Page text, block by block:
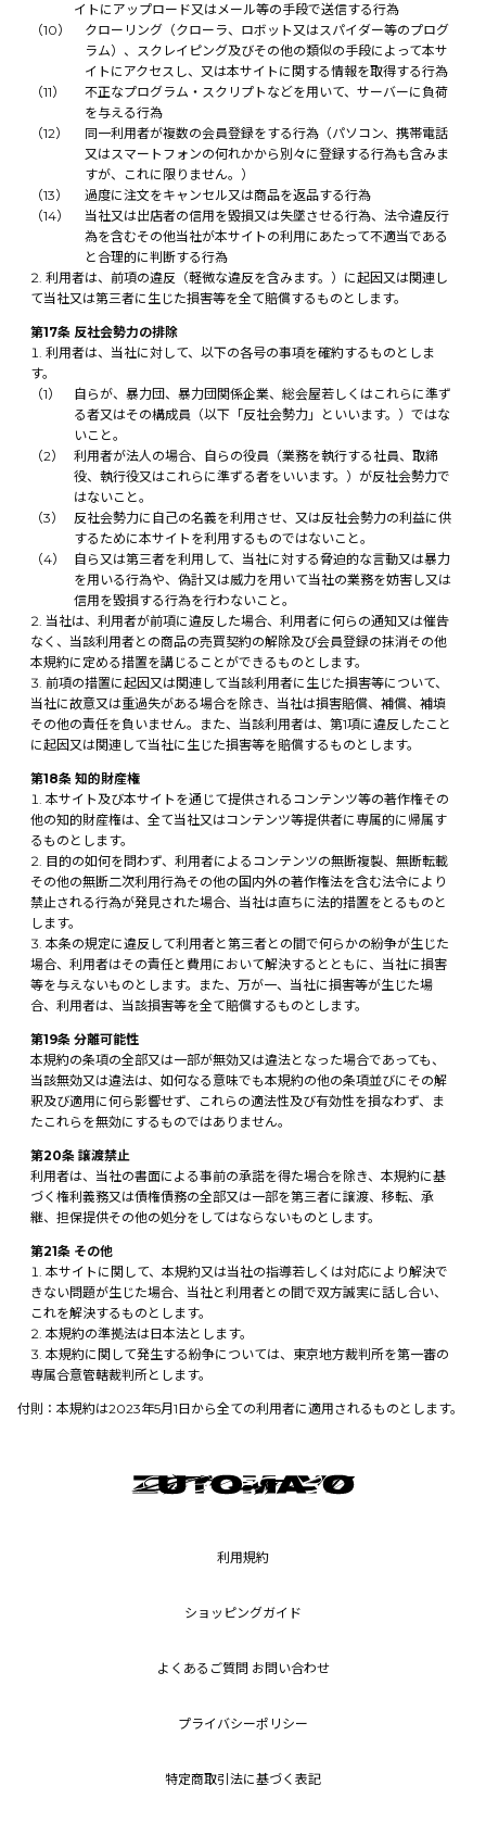
イトにアップロード又はメール等の手段で送信する行為
クローリング（クローラ、ロボット又はスパイダー等のプログ
ラム）、スクレイピング及びその他の類似の手段によって本サ
イトにアクセスし、又は本サイトに関する情報を取得する行為
不正なプログラム・スクリプトなどを用いて、サーバーに負荷
を与える行為
同一利用者が複数の会員登録をする行為（パソコン、携帯電話
又はスマートフォンの何れかから別々に登録する行為も含みま
すが、これに限りません。）
過度に注文をキャンセル又は商品を返品する行為
当社又は出店者の信用を毀損又は失墜させる行為、法令違反行
為を含むその他当社が本サイトの利用にあたって不適当である
と合理的に判断する行為
利用者は、前項の違反（軽微な違反を含みます。）に起因又は関連し
て当社又は第三者に生じた損害等を全て賠償するものとします。
第17条 反社会勢力の排除
利用者は、当社に対して、以下の各号の事項を確約するものとしま
す。
自らが、暴力団、暴力団関係企業、総会屋若しくはこれらに準ず
る者又はその構成員（以下「反社会勢力」といいます。）ではな
いこと。
利用者が法人の場合、自らの役員（業務を執行する社員、取締
役、執行役又はこれらに準ずる者をいいます。）が反社会勢力で
はないこと。
反社会勢力に自己の名義を利用させ、又は反社会勢力の利益に供
するために本サイトを利用するものではないこと。
自ら又は第三者を利用して、当社に対する脅迫的な言動又は暴力
を用いる行為や、偽計又は威力を用いて当社の業務を妨害し又は
信用を毀損する行為を行わないこと。
当社は、利用者が前項に違反した場合、利用者に何らの通知又は催告
なく、当該利用者との商品の売買契約の解除及び会員登録の抹消その他
本規約に定める措置を講じることができるものとします。
前項の措置に起因又は関連して当該利用者に生じた損害等について、
当社に故意又は重過失がある場合を除き、当社は損害賠償、補償、補填
その他の責任を負いません。また、当該利用者は、第1項に違反したこと
に起因又は関連して当社に生じた損害等を賠償するものとします。
第18条 知的財産権
本サイト及び本サイトを通じて提供されるコンテンツ等の著作権その
他の知的財産権は、全て当社又はコンテンツ等提供者に専属的に帰属す
るものとします。
目的の如何を問わず、利用者によるコンテンツの無断複製、無断転載
その他の無断二次利用行為その他の国内外の著作権法を含む法令により
禁止される行為が発見された場合、当社は直ちに法的措置をとるものと
します。
本条の規定に違反して利用者と第三者との間で何らかの紛争が生じた
場合、利用者はその責任と費用において解決するとともに、当社に損害
等を与えないものとします。また、万が一、当社に損害等が生じた場
合、利用者は、当該損害等を全て賠償するものとします。
第19条 分離可能性
本規約の条項の全部又は一部が無効又は違法となった場合であっても、
当該無効又は違法は、如何なる意味でも本規約の他の条項並びにその解
釈及び適用に何ら影響せず、これらの適法性及び有効性を損なわず、ま
たこれらを無効にするものではありません。
第20条 譲渡禁止
利用者は、当社の書面による事前の承諾を得た場合を除き、本規約に基
づく権利義務又は債権債務の全部又は一部を第三者に譲渡、移転、承
継、担保提供その他の処分をしてはならないものとします。
第21条 その他
本サイトに関して、本規約又は当社の指導若しくは対応により解決で
きない問題が生じた場合、当社と利用者との間で双方誠実に話し合い、
これを解決するものとします。
本規約の準拠法は日本法とします。
本規約に関して発生する紛争については、東京地方裁判所を第一審の
専属合意管轄裁判所とします。
付則：本規約は2023年5月1日から全ての利用者に適用されるものとします。
利用規約
ショッピングガイド
よくあるご質問 お問い合わせ
プライバシーポリシー
特定商取引法に基づく表記